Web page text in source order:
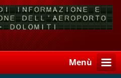
Menù